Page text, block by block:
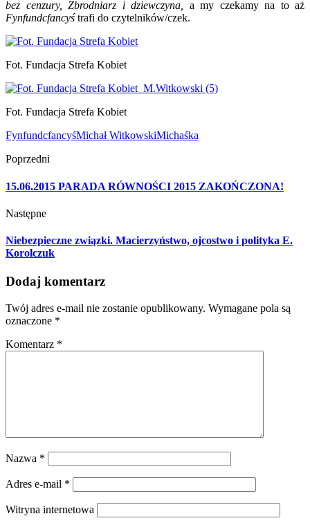
bez cenzury, Zbrodniarz i dziewczyna, a my czekamy na to aż
Fynfundcfancyśtrafi do czytelników/czek.
Fot. Fundacja Strefa Kobiet
Fot. Fundacja Strefa Kobiet
FynfundcfancyśMichał WitkowskiMichaśka
Poprzedni
15.06.2015 PARADA RÓWNOŚCI 2015 ZAKOŃCZONA!
Następne
Niebezpieczne związki. Macierzyństwo, ojcostwo i polityka E.
Korolczuk
Dodaj komentarz
Twój adres e-mail nie zostanie opublikowany. Wymagane pola są
oznaczone *
Komentarz *
Nazwa *
Adres e-mail *
Witryna internetowa